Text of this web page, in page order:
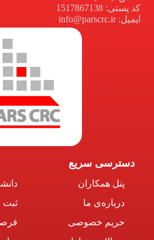
کد پستی: 1517867138
ایمیل: info@parscrc.ir
دسترسی سریع
پنل همکاران
درباره‌ی ما
حریم خصوصی